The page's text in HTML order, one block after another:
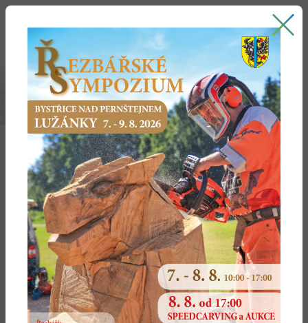
OBYVATELSTVO
Počet obyvatel Bystřice
n. P.
Stav k 1. 1.
(počáteční stav)
Stav k 1. 7. (střední
stav)
Stav k 31. 12.
(koncový stav)
celkem muži ženy celkem muži ženy celkem muži ženy
2025
2024 7 896
3
909
3
987
2023 7 906
3
911
3
995
7 910
3
909
001
7 896
3
909
987
2022 7 835
3
871
3
964
7 917
901
4
016
7 906
3
911
995